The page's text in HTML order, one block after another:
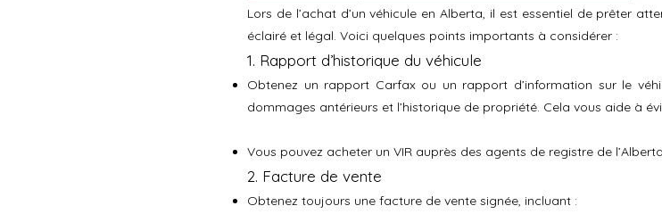
Lors de l’achat d’un véhicule en Alberta, il est essentiel de prêter
éclairé et légal. Voici quelques points importants à considérer :
1. Rapport d’historique du véhicule
Obtenez un rapport Carfax ou un rapport d’information sur le
dommages antérieurs et l’historique de propriété. Cela vous aide à
Vous pouvez acheter un VIR auprès des agents de registre de
2. Facture de vente
Obtenez toujours une facture de vente signée, incluant :